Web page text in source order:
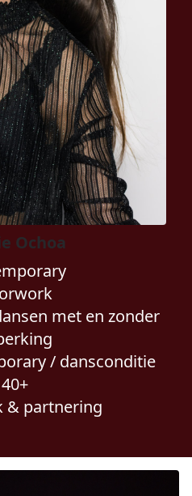
Ochoa
met en zonder
/ dansconditie
40+
& partnering